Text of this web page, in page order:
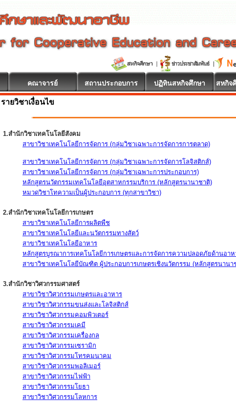
คณาจารย์ สถานประกอบการ ปฏิทินสหกิจศึกษา สหกิจ
รายวิชาเงื่อนไข
1.สำนักวิชาเทคโนโลยีสังคม
สาขาวิชาเทคโนโลยีการจัดการ (กลุ่มวิชาเฉพาะการจัดการการตลาด)
สาขาวิชาเทคโนโลยีการจัดการ (กลุ่มวิชาเฉพาะการจัดการโลจิสติกส์)
สาขาวิชาเทคโนโลยีการจัดการ (กลุ่มวิชาเฉพาะการประกอบการ)
หลักสูตรนวัตกรรมเทคโนโลยีอุตสาหกรรมบริการ (หลักสูตรนานาชาติ)
หมวดวิชาโทความเป็นผู้ประกอบการ (ทุกสาขาวิชา)
2.สำนักวิชาเทคโนโลยีการเกษตร
สาขาวิชาเทคโนโลยีการผลิตพืช
สาขาวิชาเทคโนโลยีและนวัตกรรมทางสัตว์
สาขาวิชาเทคโนโลยีอาหาร
หลักสูตรบูรณาการเทคโนโลยีการเกษตรและการจัดการความปลอดภัยด้านอา
สาขาวิชาเทคโนโลยีบัณฑิต ผู้ประกอบการเกษตรเชิงนวัตกรรม (หลักสูตรนานา
3.สำนักวิชาวิศวกรรมศาสตร์
สาขาวิชาวิศวกรรมเกษตรและอาหาร
สาขาวิชาวิศวกรรมขนส่งและโลจิสติกส์
สาขาวิชาวิศวกรรมคอมพิวเตอร์
สาขาวิชาวิศวกรรมเคมี
สาขาวิชาวิศวกรรมเครื่องกล
สาขาวิชาวิศวกรรมเซรามิก
สาขาวิชาวิศวกรรมโทรคมนาคม
สาขาวิชาวิศวกรรมพอลิเมอร์
สาขาวิชาวิศวกรรมไฟฟ้า
สาขาวิชาวิศวกรรมโยธา
สาขาวิชาวิศวกรรมโลหการ